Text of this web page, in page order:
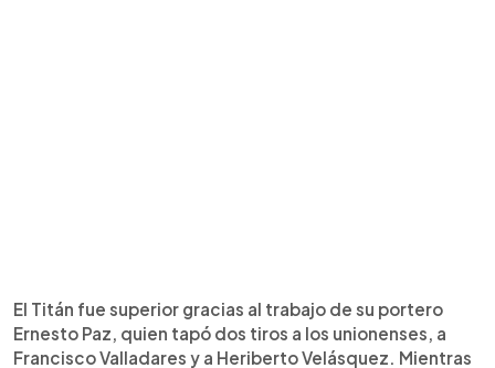
El Titán fue superior gracias al trabajo de su portero
Ernesto Paz, quien tapó dos tiros a los unionenses, a
Francisco Valladares y a Heriberto Velásquez. Mientras